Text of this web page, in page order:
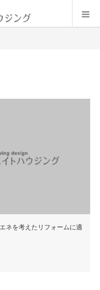
ネを考えたリフォームに適